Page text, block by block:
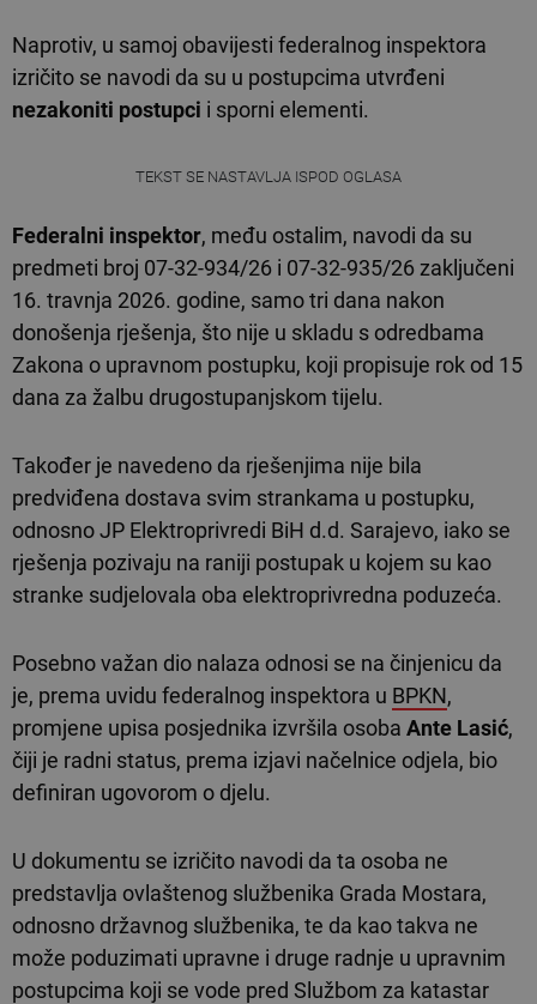
Naprotiv, u samoj obavijesti federalnog inspektora
izričito se navodi da su u postupcima utvrđeni
nezakoniti postupci i sporni elementi.
TEKST SE NASTAVLJA ISPOD OGLASA
Federalni inspektor, među ostalim, navodi da su
predmeti broj 07-32-934/26 i 07-32-935/26 zaključeni
16. travnja 2026. godine, samo tri dana nakon
donošenja rješenja, što nije u skladu s odredbama
Zakona o upravnom postupku, koji propisuje rok od 15
dana za žalbu drugostupanjskom tijelu.
Također je navedeno da rješenjima nije bila
predviđena dostava svim strankama u postupku,
odnosno JP Elektroprivredi BiH d.d. Sarajevo, iako se
rješenja pozivaju na raniji postupak u kojem su kao
stranke sudjelovala oba elektroprivredna poduzeća.
Posebno važan dio nalaza odnosi se na činjenicu da
je, prema uvidu federalnog inspektora u BPKN,
promjene upisa posjednika izvršila osoba Ante Lasić,
čiji je radni status, prema izjavi načelnice odjela, bio
definiran ugovorom o djelu.
U dokumentu se izričito navodi da ta osoba ne
predstavlja ovlaštenog službenika Grada Mostara,
odnosno državnog službenika, te da kao takva ne
može poduzimati upravne i druge radnje u upravnim
postupcima koji se vode pred Službom za katastar